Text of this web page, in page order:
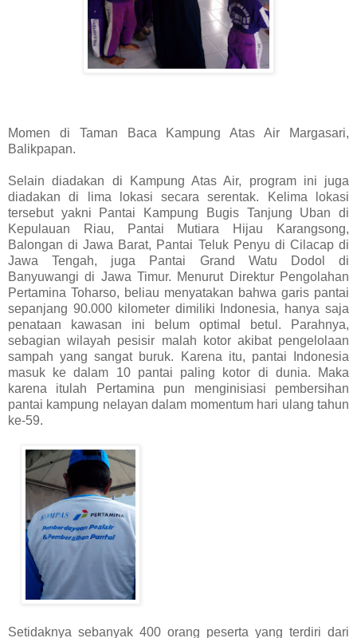
Momen di Taman Baca Kampung Atas Air Margasari,
Balikpapan.
Selain diadakan di Kampung Atas Air, program ini juga
diadakan di lima lokasi secara serentak. Kelima lokasi
tersebut yakni Pantai Kampung Bugis Tanjung Uban di
Kepulauan Riau, Pantai Mutiara Hijau Karangsong,
Balongan di Jawa Barat, Pantai Teluk Penyu di Cilacap di
Jawa Tengah, juga Pantai Grand Watu Dodol di
Banyuwangi di Jawa Timur. Menurut Direktur Pengolahan
Pertamina Toharso, beliau menyatakan bahwa garis pantai
sepanjang 90.000 kilometer dimiliki Indonesia, hanya saja
penataan kawasan ini belum optimal betul. Parahnya,
sebagian wilayah pesisir malah kotor akibat pengelolaan
sampah yang sangat buruk. Karena itu, pantai Indonesia
masuk ke dalam 10 pantai paling kotor di dunia. Maka
karena itulah Pertamina pun menginisiasi pembersihan
pantai kampung nelayan dalam momentum hari ulang tahun
ke-59.
Setidaknya sebanyak 400 orang peserta yang terdiri dari